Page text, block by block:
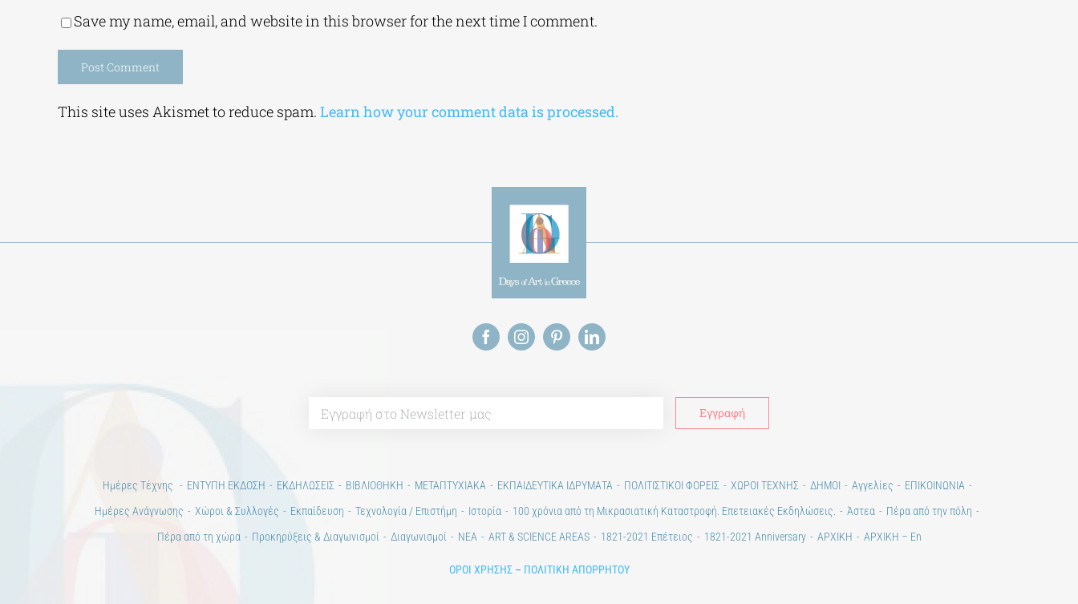
Save my name, email, and website in this browser for the next time I comment.
This site uses Akismet to reduce spam. Learn how your comment data is processed.
Ημέρες Τέχνης ΕΝΤΥΠΗ ΕΚΔΟΣΗ ΕΚΔΗΛΩΣΕΙΣ ΒΙΒΛΙΟΘΗΚΗ ΜΕΤΑΠΤΥΧΙΑΚΑ ΕΚΠΑΙΔΕΥΤΙΚΑ ΙΔΡΥΜΑΤΑ ΠΟΛΙΤΙΣΤΙΚΟΙ ΦΟΡΕΙΣ ΧΩΡΟΙ ΤΕΧΝΗΣ ΔΗΜΟΙ Αγγελίες
ΕΠΙΚΟΙΝΩΝΙΑ
Ημέρες Ανάγνωσης
Χώροι & Συλλογές Εκπαίδευση Τεχνολογία / Επιστήμη Ιστορία 100 χρόνια από τη Μικρασιατική Καταστροφή. Επετειακές Εκδηλώσεις. Άστεα
Πέρα από την πόλη
Πέρα από τη χώρα
Προκηρύξεις & Διαγωνισμοί Διαγωνισμοί ΝΕΑ ART & SCIENCE AREAS 1821-2021 Επέτειος 1821-2021 Anniversary ΑΡΧΙΚΗ ΑΡΧΙΚΗ – En
ΟΡΟΙ ΧΡΗΣΗΣ– ΠΟΛΙΤΙΚΗ ΑΠΟΡΡΗΤΟΥ